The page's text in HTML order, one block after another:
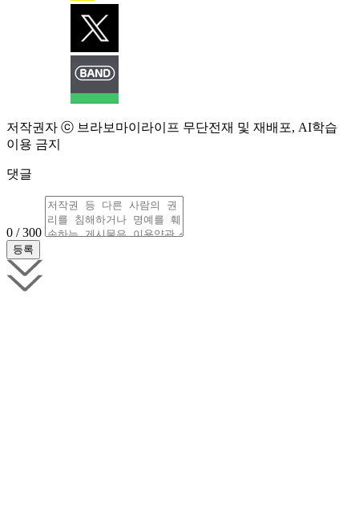
저작권자 ⓒ 브라보마이라이프 무단전재 및 재배포, AI학습
이용 금지
댓글
0 / 300